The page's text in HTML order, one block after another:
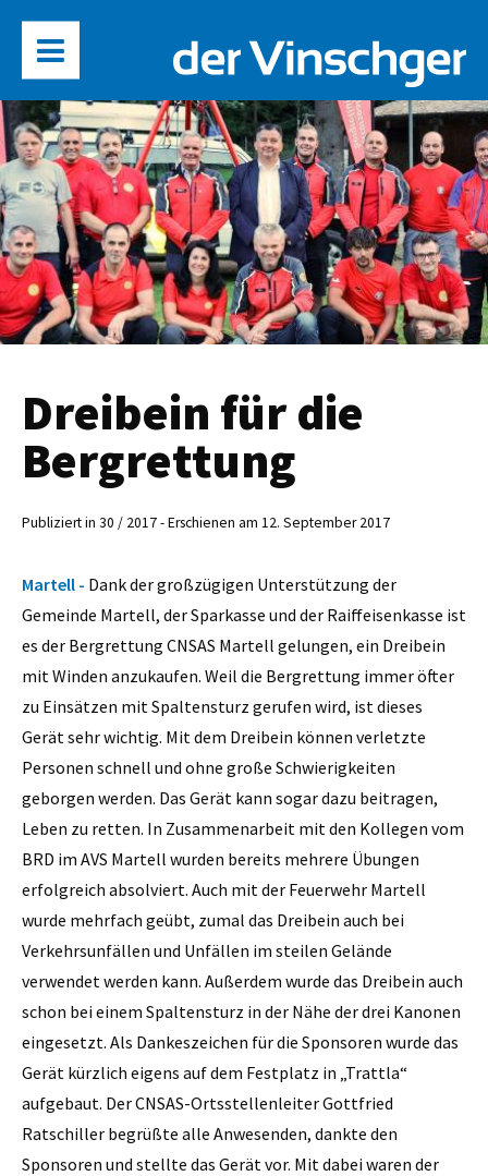
Dreibein für die
Bergrettung
Publiziert in 30 / 2017 - Erschienen am 12. September 2017
Martell - Dank der großzügigen Unterstützung der
Gemeinde ­Martell, der Sparkasse und der Raiffeisenkasse ist
es der Berg­rettung CNSAS Martell gelungen, ein Dreibein
mit Winden anzukaufen. Weil die Bergrettung immer öfter
zu Einsätzen mit Spaltensturz gerufen wird, ist dieses
Gerät sehr wichtig. Mit dem Dreibein können verletzte
Personen schnell und ohne große Schwierigkeiten
geborgen werden. Das Gerät kann sogar dazu beitragen,
Leben zu retten. In Zusammenarbeit mit den Kollegen vom
BRD im AVS Martell wurden bereits mehrere Übungen
erfolgreich absolviert. Auch mit der Feuerwehr Martell
wurde mehrfach geübt, zumal das Dreibein auch bei
Verkehrsunfällen und Unfällen im steilen Gelände
verwendet werden kann. Außerdem wurde das Dreibein auch
schon bei einem Spaltensturz in der Nähe der drei Kanonen
eingesetzt. Als Dankeszeichen für die Sponsoren wurde das
Gerät kürzlich eigens auf dem Festplatz in „Trattla“
aufgebaut. Der CNSAS-Ortsstellenleiter Gottfried
Ratschiller begrüßte alle Anwesenden, dankte den
Sponsoren und stellte das Gerät vor. Mit dabei waren der